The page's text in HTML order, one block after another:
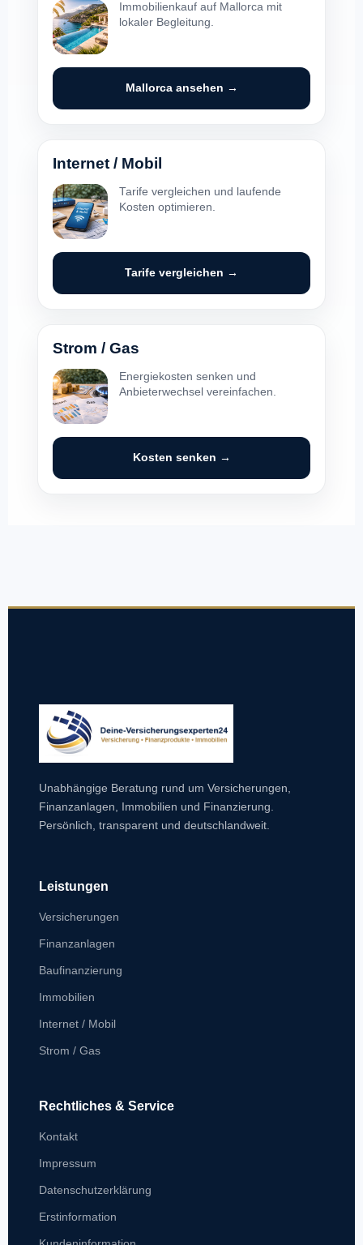
Immobilienkauf auf Mallorca mit
lokaler Begleitung.
Mallorca ansehen →
Internet / Mobil
Tarife vergleichen und laufende
Kosten optimieren.
Tarife vergleichen →
Strom / Gas
Energiekosten senken und
Anbieterwechsel vereinfachen.
Kosten senken →
Unabhängige Beratung rund um Versicherungen,
Finanzanlagen, Immobilien und Finanzierung.
Persönlich, transparent und deutschlandweit.
Leistungen
Versicherungen
Finanzanlagen
Baufinanzierung
Immobilien
Internet / Mobil
Strom / Gas
Rechtliches & Service
Kontakt
Impressum
Datenschutzerklärung
Erstinformation